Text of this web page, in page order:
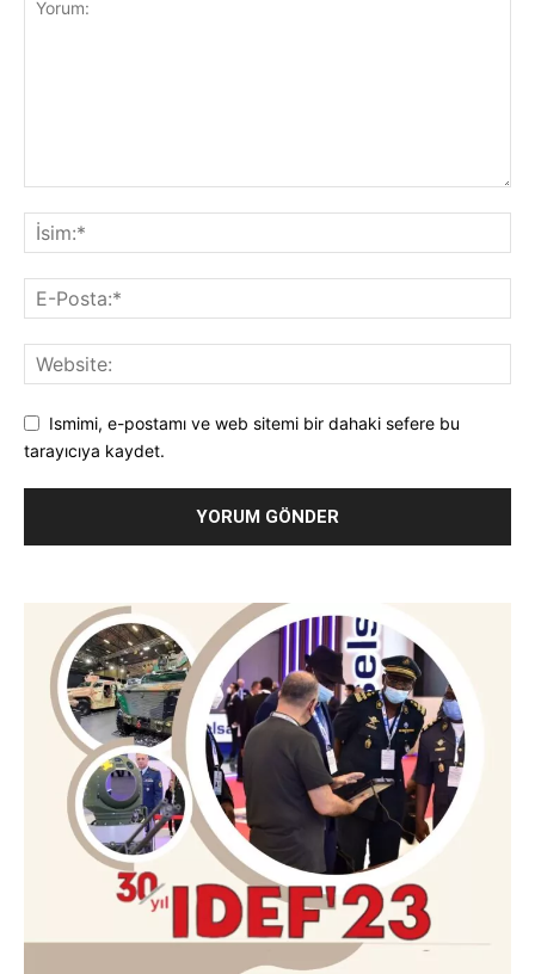
Ismimi, e-postamı ve web sitemi bir dahaki sefere bu
tarayıcıya kaydet.